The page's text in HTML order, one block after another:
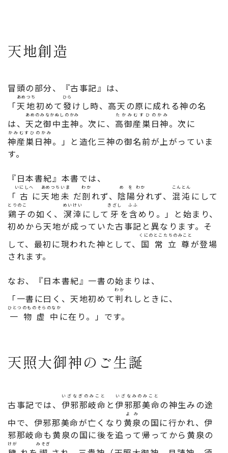
天地創造
冒頭の部分、『古事記』は、
「天地
あめつち
初めて發
ひら
けし時、高天の原に成れる神の名
は、天之御中主神
あめのみなかぬしのかみ
。次に、高御産巣日神
たかみむすひのかみ
。次に
神産巣日神
かみむすひのかみ
。」と造化三神の御名前が上がっていま
す。
『日本書紀』本書では、
「 古
いにしへ
に天地
あめつち
未
いま
だ剖
わか
れず、 陰陽
めを
分
わか
れず、 混沌
こんとん
にして
鶏子
とりのこ
の如く、 溟涬
めいけい
にして 牙
きざし
を含
ふふ
めり。」と始まり、
初めから天地が成っていた古事記と異なります。そ
して、最初に現われた神として、 国常立尊
くにのとこたちのみこと
が登場
されます。
なお、『日本書紀』一書の始まりは、
「一書に曰く、天地初めて判
わか
れしときに、
一物虚中
ひとつのものそらのなか
に在り。」です。
天照大御神のご生誕
古事記では、 伊邪那岐命
いざなぎのみこと
と伊邪那美命
いざなみのみこと
の神生みの途
中で、伊邪那美命が亡くなり 黄泉
よみ
の国に行かれ、伊
邪那岐命も黄泉の国に後を追って帰ってから黄泉の
けが みそぎ